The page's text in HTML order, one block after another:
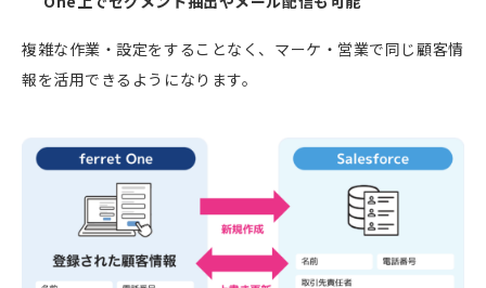
複雑な作業・設定をすることなく、マーケ・営業で同じ顧客情
報を活用できるようになります。